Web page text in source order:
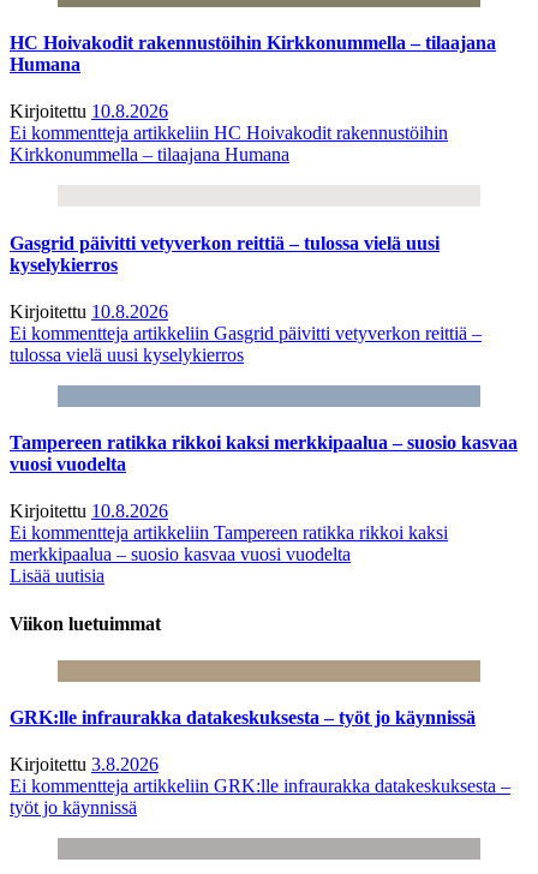
HC Hoivakodit rakennustöihin Kirkkonummella – tilaajana
Humana
Kirjoitettu 10.8.2026
Ei kommentteja artikkeliin HC Hoivakodit rakennustöihin
Kirkkonummella – tilaajana Humana
Gasgrid päivitti vetyverkon reittiä – tulossa vielä uusi
kyselykierros
Kirjoitettu 10.8.2026
Ei kommentteja artikkeliin Gasgrid päivitti vetyverkon reittiä –
tulossa vielä uusi kyselykierros
Tampereen ratikka rikkoi kaksi merkkipaalua – suosio kasvaa
vuosi vuodelta
Kirjoitettu 10.8.2026
Ei kommentteja artikkeliin Tampereen ratikka rikkoi kaksi
merkkipaalua – suosio kasvaa vuosi vuodelta
Lisää uutisia
Viikon luetuimmat
GRK:lle infraurakka datakeskuksesta – työt jo käynnissä
Kirjoitettu 3.8.2026
Ei kommentteja artikkeliin GRK:lle infraurakka datakeskuksesta –
työt jo käynnissä